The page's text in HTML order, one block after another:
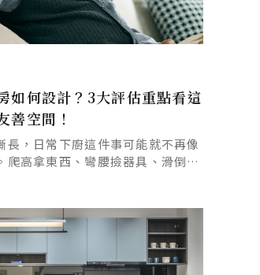
如何設計？3大評估重點看這
善空間！
長，日常下廚這件事可能就不再像
爬高拿東西、彎腰撿器具、滑倒風
重要。那無障礙樂齡廚房如何設計
讓本文用3大評估重點，帶你輕鬆
心的友善廚房空間！